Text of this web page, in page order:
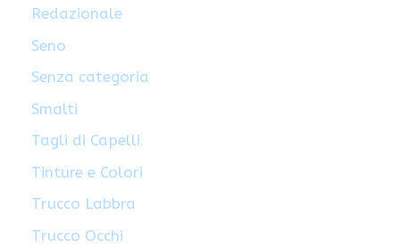
Redazionale
Seno
Senza categoria
Smalti
Tagli di Capelli
Tinture e Colori
Trucco Labbra
Trucco Occhi